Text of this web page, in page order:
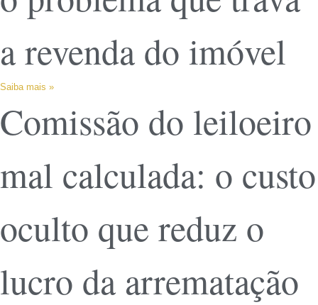
a revenda do imóvel
Saiba mais »
Comissão do leiloeiro
mal calculada: o custo
oculto que reduz o
lucro da arrematação